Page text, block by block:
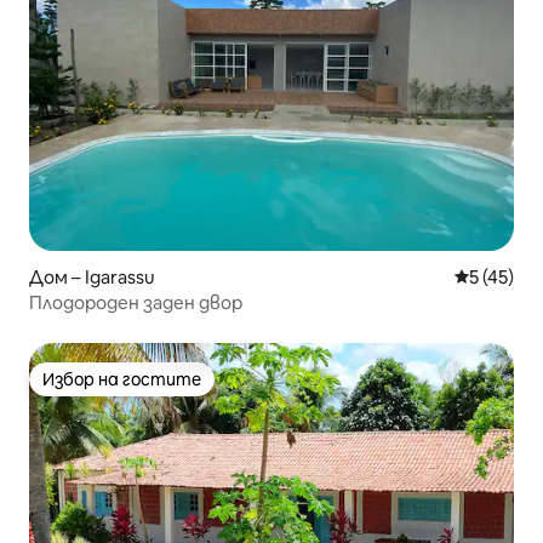
Дом – Igarassu Средна
5 (45)
Плодороден заден двор
Избор на гостите
Избор на гостите